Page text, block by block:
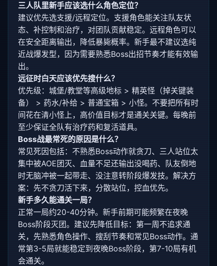
三人队里新手应该选什么角色定位？
建议优先选支援/远程定位。支援角色能关注队友状
态、补控制和治疗，对团队贡献稳定。远程角色可以
在安全距离输出，降低暴毙概率。新手最不建议选纯
近战爆发型，因为需要熟悉Boss出招节奏才能有效输
出。
远征时白天应该优先搜什么？
优先级：城堡/教堂等高级地标 > 精英怪（掉关键装
备） > 药水/补给 > 普通宝箱 > 小怪。不要把所有时
间花在清小怪上，高价值目标才是通关关键。每晚前
至少保证全队有治疗药和复活道具。
Boss战最常死的原因是什么？
常见死因包括：不熟悉Boss动作就贪刀、三人站位太
集中被AOE团灭、血量不足还输出没喝药、队友倒地
时无脑冲被一起带走、没注意转阶段爆发技。解决方
案：先不贪刀活下来，分散站位，控血优先。
新手多久能通关一局？
正常一局约20-40分钟。新手前期可能频繁在夜晚
Boss阶段灭团。建议先降低目标：第一周不追求通
关，先熟悉角色操作、搜刮节奏和常见Boss动作。通
常第3-5局就能稳定到夜晚Boss阶段，第7-10局有机
会通关。